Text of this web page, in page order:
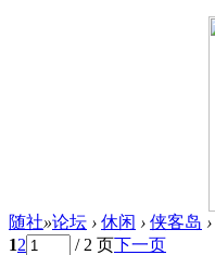
随社»论坛 › 休闲 › 侠客岛 ›
12 / 2 页下一页